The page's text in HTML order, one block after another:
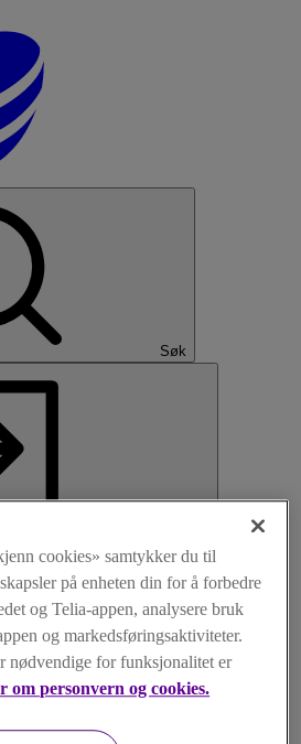
Søk
Meny
cookies» samtykker du til
på enheten din for å forbedre
og Telia-appen, analysere bruk
og markedsføringsaktiviteter.
nødvendige for funksjonalitet er
om personvern og cookies.